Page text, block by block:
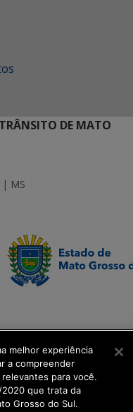
DE MATO
| MS
melhor experiência
a compreender
para você.
que trata da
Grosso do Sul.